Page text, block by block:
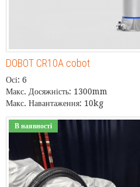
DOBOT CR10A cobot
Осі: 6
Макс. Досяжність: 1300mm
Макс. Навантаження: 10kg
В наявності